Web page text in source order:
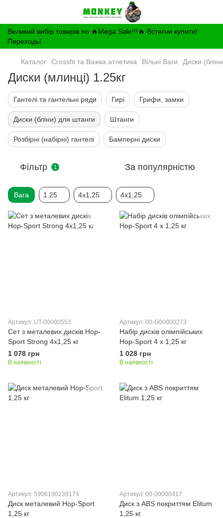
Великий вибір товарів по 🔥Mega Sale!!!🔥 Встигни купити!
Переходь!
Каталог Crossfit та Важка атлетика Вільні Ваги Диски
Диски (млинці) 1.25кг
Гантелі та гантельні ряди Гирі Грифи, замки
Диски (бліни) для штанги Штанги
Розбірні (набірні) гантелі Бамперні диски
Фільтр 1 За популярністю
Вага 1.25 4x1,25 4х1,25
Артикул: UT-00000553
Сет з металевих дисків Hop-
Sport Strong 4x1,25 кг
1 078 грн
В наявності
Артикул: 00-G00000273
Набір дисків олімпійських
Hop-Sport 4 х 1,25 кг
1 028 грн
В наявності
Артикул: 5906190239174
Диск металевий Hop-Sport
1,25 кг
Артикул: 00-00000417
Диск з ABS покриттям Elitum
1,25 кг